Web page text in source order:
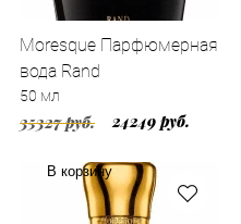
Moresque Парфюмерная
вода Rand
50 мл
35327 руб. 24249 руб.
В корзину